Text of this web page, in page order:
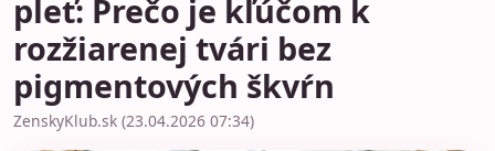
pleť: Prečo je kľúčom k
rozžiarenej tvári bez
pigmentových škvŕn
ZenskyKlub.sk (23.04.2026 07:34)